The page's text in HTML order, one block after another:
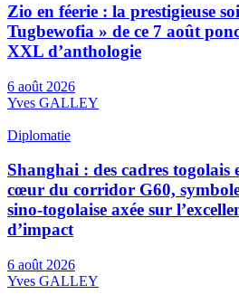
Zio en féerie : la prestigieuse
Tugbewofia » de ce 7 août
XXL d’anthologie
6 août 2026
Yves GALLEY
Diplomatie
Shanghai : des cadres togolais
cœur du corridor G60,
sino-togolaise axée sur
d’impact
6 août 2026
Yves GALLEY